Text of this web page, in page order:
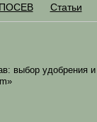
Статьи
выбор удобрения и